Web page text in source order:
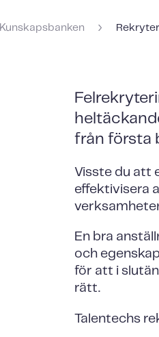
Kunskapsbanken ›
från första
Visste du att
effektivisera
En bra
och
för att i
rätt.
Talentechs